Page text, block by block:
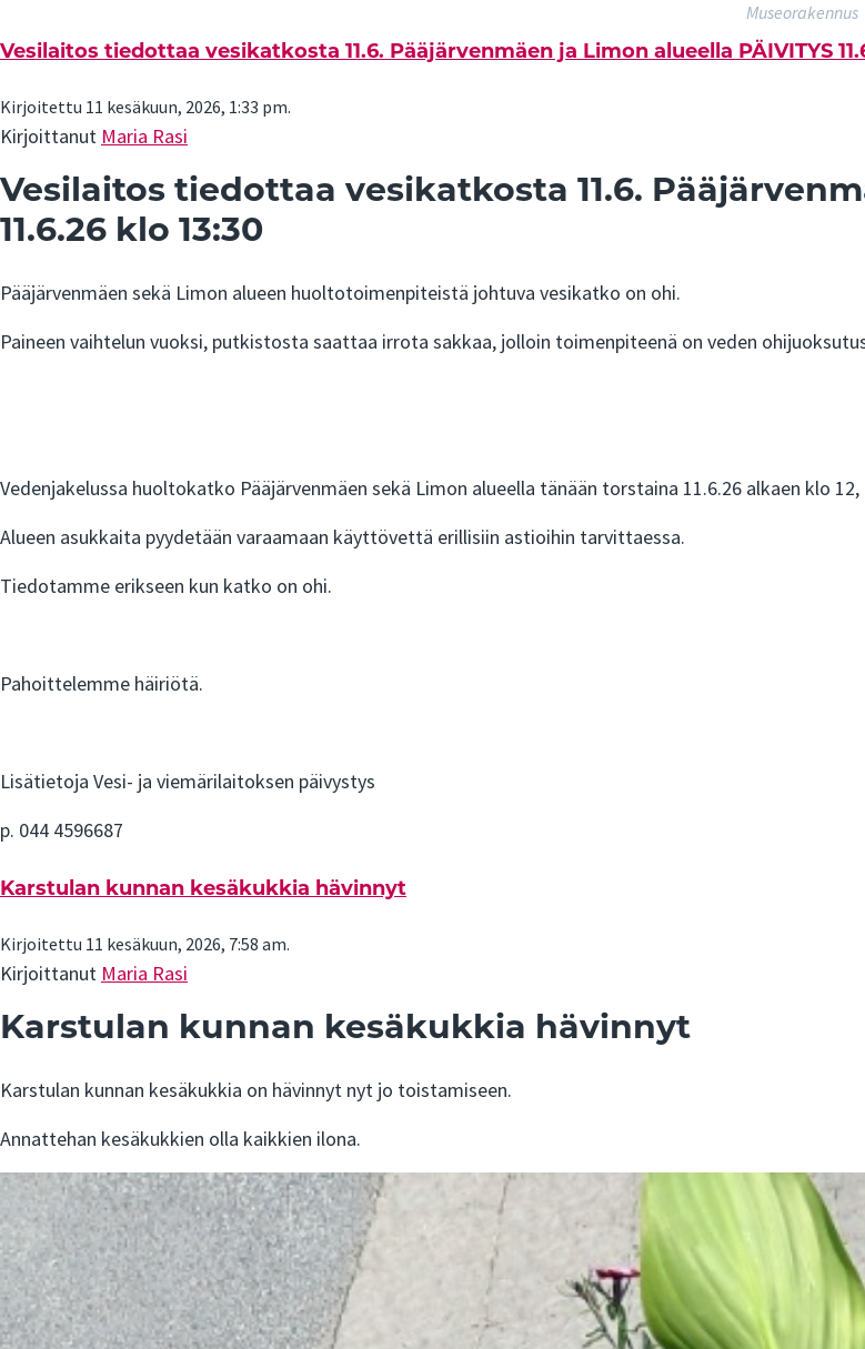
Museorakennus
Vesilaitos tiedottaa vesikatkosta 11.6. Pääjärvenmäen ja Limon alueella PÄIVITYS
Kirjoitettu 11 kesäkuun, 2026, 1:33 pm.
Kirjoittanut Maria Rasi
Vesilaitos tiedottaa vesikatkosta 11.6.
11.6.26 klo 13:30
Pääjärvenmäen sekä Limon alueen huoltotoimenpiteistä johtuva vesikatko on ohi.
Paineen vaihtelun vuoksi, putkistosta saattaa irrota sakkaa, jolloin toimenpiteenä on veden
Vedenjakelussa huoltokatko Pääjärvenmäen sekä Limon alueella tänään torstaina 11.6.26 alkaen klo
Alueen asukkaita pyydetään varaamaan käyttövettä erillisiin astioihin tarvittaessa.
Tiedotamme erikseen kun katko on ohi.
Pahoittelemme häiriötä.
Lisätietoja Vesi- ja viemärilaitoksen päivystys
p. 044 4596687
Karstulan kunnan kesäkukkia hävinnyt
Kirjoitettu 11 kesäkuun, 2026, 7:58 am.
Kirjoittanut Maria Rasi
Karstulan kunnan kesäkukkia hävinnyt
Karstulan kunnan kesäkukkia on hävinnyt nyt jo toistamiseen.
Annattehan kesäkukkien olla kaikkien ilona.